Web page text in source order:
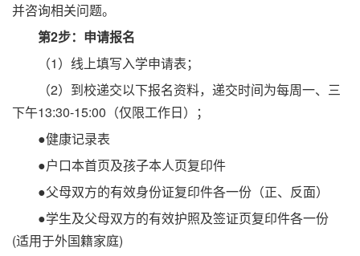
并咨询相关问题。
第2步：申请报名
（1）线上填写入学申请表；
（2）到校递交以下报名资料，递交时间为每周一、三
下午13:30-15:00（仅限工作日）；
●健康记录表
●户口本首页及孩子本人页复印件
●父母双方的有效身份证复印件各一份（正、反面）
●学生及父母双方的有效护照及签证页复印件各一份
(适用于外国籍家庭)